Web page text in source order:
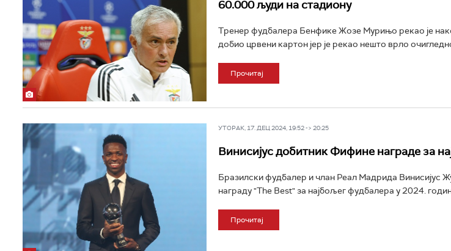
60.000 људи на стадиону
Тренер фудбалера Бенфике Жозе Мурињо рекао је
добио црвени картон јер је рекао нешто врло
Прочитај
УТОРАК, 17. ДЕЦ 2024, 19:52 -> 20:25
Винисијус добитник Фифине награде за
Бразилски фудбалер и члан Реал Мадрида Винисијус
награду "The Best" за најбољег фудбалера у 2024.
Прочитај